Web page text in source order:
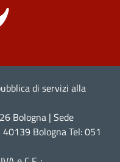
di servizi alla
Bologna | Sede
Bologna Tel: 051